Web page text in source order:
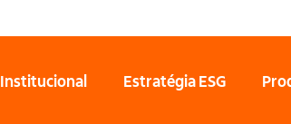
Institucional Estratégia ESG